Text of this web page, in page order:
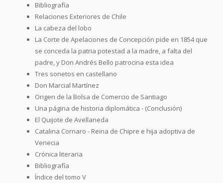
Bibliografía
Relaciones Exteriores de Chile
La cabeza del lobo
La Corte de Apelaciones de Concepción pide en 1854 que
se conceda la patria potestad a la madre, a falta del
padre, y Don Andrés Bello patrocina esta idea
Tres sonetos en castellano
Don Marcial Martínez
Origen de la Bolsa de Comercio de Santiago
Una página de historia diplomática - (Conclusión)
El Quijote de Avellaneda
Catalina Cornaro - Reina de Chipre e hija adoptiva de
Venecia
Crónica literaria
Bibliografía
Índice del tomo V